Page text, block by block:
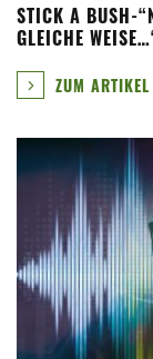
STICK A BUSH-
GLEICHE
ZUM ARTIKEL